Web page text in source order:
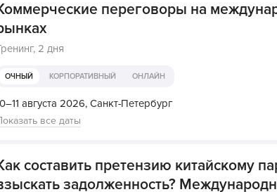
переговоры на
2 дня
ОЧНЫЙ КОРПОРАТИВНЫЙ ОНЛАЙН
августа 2026,Санкт-Петербург
все даты
составить претензию китайскому
задолженность?